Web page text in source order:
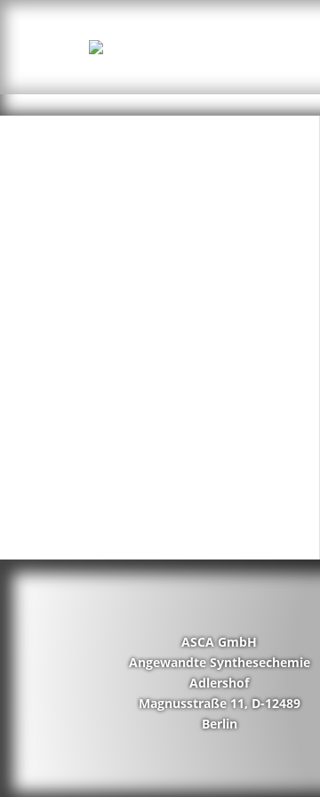
ASCA GmbH
Angewandte Synthesechemie
Adlershof
Magnusstraße 11, D-12489
Berlin